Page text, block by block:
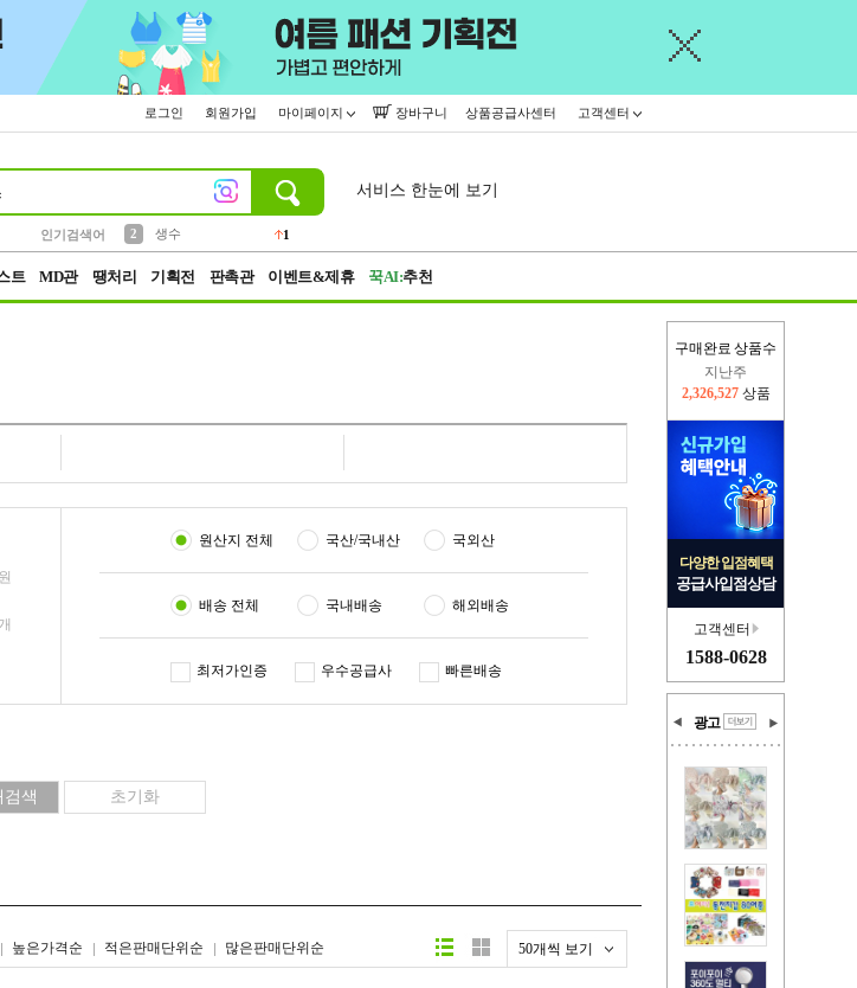
로그인 회원가입 마이페이지 장바구니 상품공급사센터 고객센터
인기검색어
2
생수
1
서비스 한눈에 보기
트 MD관 땡처리 기획전 판촉관 이벤트&제휴 꾹AI:추천
구매완료 상품수
지난주
2,326,527 상품
다양한 입점혜택
공급사입점상담
고객센터
1588-0628
광고
원
개
원산지 전체 국산/국내산 국외산
배송 전체 국내배송 해외배송
최저가인증 우수공급사 빠른배송
높은가격순 적은판매단위순 많은판매단위순 50개씩 보기